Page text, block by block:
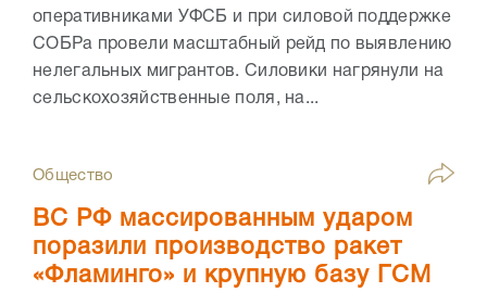
оперативниками УФСБ и при силовой поддержке
СОБРа провели масштабный рейд по выявлению
нелегальных мигрантов. Силовики нагрянули на
сельскохозяйственные поля, на...
Общество
ВС РФ массированным ударом
поразили производство ракет
«Фламинго» и крупную базу ГСМ